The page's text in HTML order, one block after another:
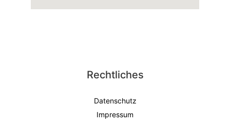
Rechtliches
Datenschutz
Impressum